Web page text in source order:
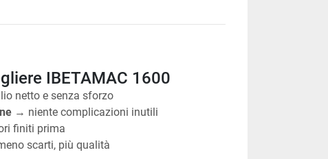
IBETAMAC 1600
netto e senza sforzo
→ niente complicazioni inutili
finiti prima
scarti, più qualità